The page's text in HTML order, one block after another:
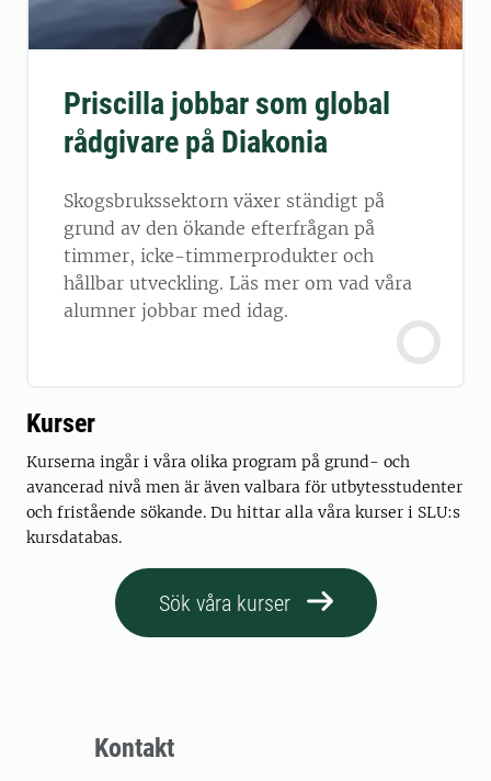
Priscilla jobbar som global
rådgivare på Diakonia
Skogsbrukssektorn växer ständigt på
grund av den ökande efterfrågan på
timmer, icke-timmerprodukter och
hållbar utveckling. Läs mer om vad våra
alumner jobbar med idag.
Kurser
Kurserna ingår i våra olika program på grund- och
avancerad nivå men är även valbara för utbytesstudenter
och fristående sökande. Du hittar alla våra kurser i SLU:s
kursdatabas.
Sök våra kurser
Kontakt